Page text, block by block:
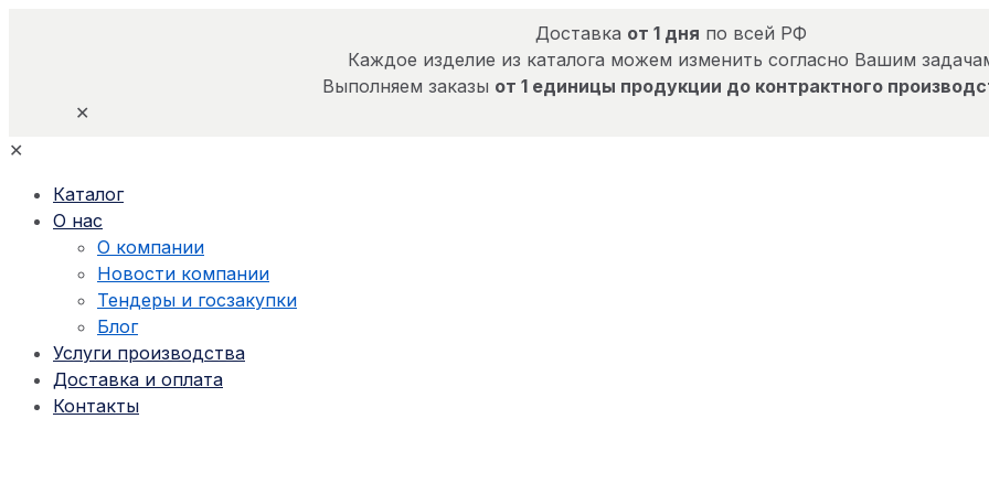
Доставка от 1 дня по всей РФ
Каждое изделие из каталога можем изменить согласно Вашим
Выполняем заказы от 1 единицы продукции до контрактного
✕
✕
Каталог
О нас
О компании
Новости компании
Тендеры и госзакупки
Блог
Услуги производства
Доставка и оплата
Контакты